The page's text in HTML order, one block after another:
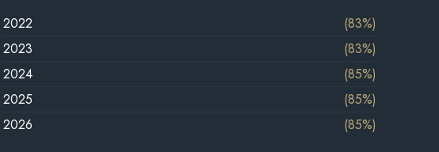
2022
(83%)
2023
(83%)
2024
(85%)
2025
(85%)
2026
(85%)